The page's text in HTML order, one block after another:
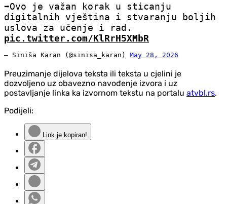
➡️Ovo je važan korak u sticanju
digitalnih vještina i stvaranju boljih
uslova za učenje i rad.
pic.twitter.com/KlRrH5XMbR
— Siniša Karan (@sinisa_karan) May 28, 2026
Preuzimanje dijelova teksta ili teksta u cjelini je
dozvoljeno uz obavezno navođenje izvora i uz
postavljanje linka ka izvornom tekstu na portalu atvbl.rs.
Podijeli:
Link je kopiran!